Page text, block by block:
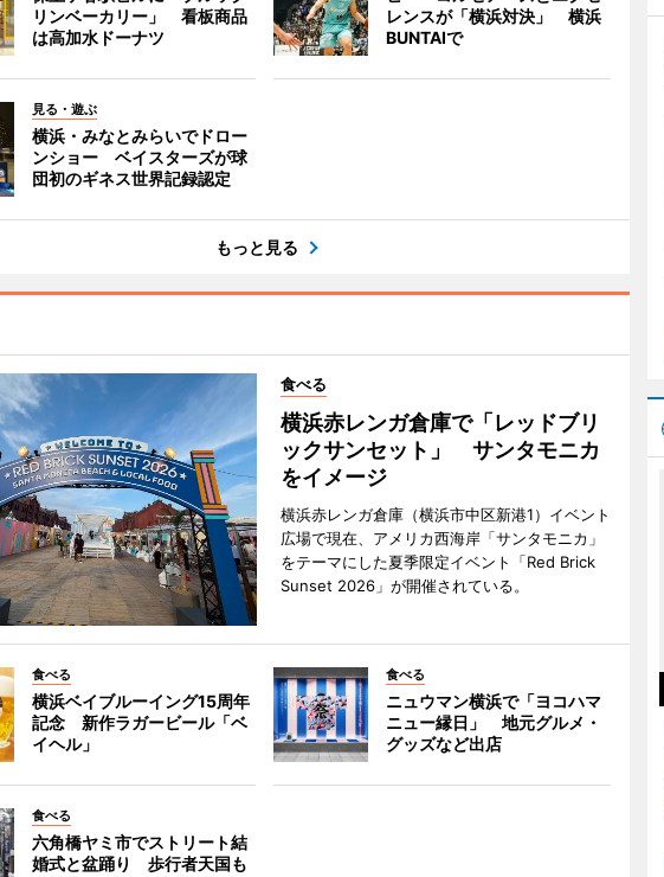
リンベーカリー」 看板商品
は高加水ドーナツ
レンスが「横浜対決」 横浜
BUNTAIで
見る・遊ぶ
横浜・みなとみらいでドロー
ンショー ベイスターズが球
団初のギネス世界記録認定
もっと見る
食べる
横浜赤レンガ倉庫で「レッドブリ
ックサンセット」 サンタモニカ
をイメージ
横浜赤レンガ倉庫（横浜市中区新港1）イベント
広場で現在、アメリカ西海岸「サンタモニカ」
をテーマにした夏季限定イベント「Red Brick
Sunset 2026」が開催されている。
食べる
横浜ベイブルーイング15周年
記念 新作ラガービール「ベ
イヘル」
食べる
ニュウマン横浜で「ヨコハマ
ニュー縁日」 地元グルメ・
グッズなど出店
食べる
六角橋ヤミ市でストリート結
婚式と盆踊り 歩行者天国も